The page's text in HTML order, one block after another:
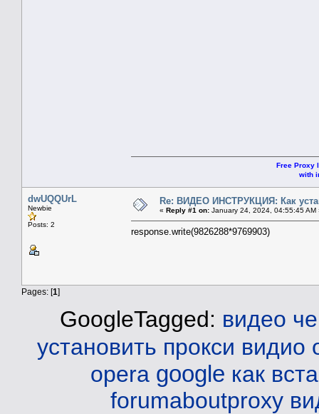
Free Proxy
with
dwUQQUrL
Newbie
Posts: 2
Re: ВИДЕО ИНСТРУКЦИЯ: Как
« Reply #1 on: January 24, 2024, 04:55:45 AM
response.write(9826288*9769903)
Pages: [1]
GoogleTagged: видео
установить прокси видио
opera google как
forumaboutproxy